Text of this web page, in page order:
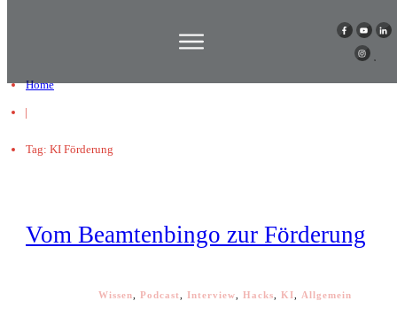
Home
|
Tag: KI Förderung
Vom Beamtenbingo zur Förderung
Wissen Podcast Interview Hacks KI Allgemein